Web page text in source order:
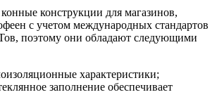
конструкции для магазинов,
с учетом международных стандартов
поэтому они обладают следующими
характеристики;
заполнение обеспечивает